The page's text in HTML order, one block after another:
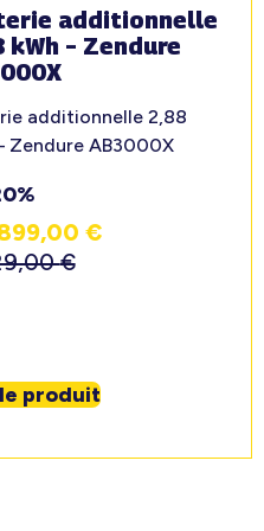
additionnelle
kWh – Zendure
additionnelle 2,88
Zendure AB3000X
€
€
produit